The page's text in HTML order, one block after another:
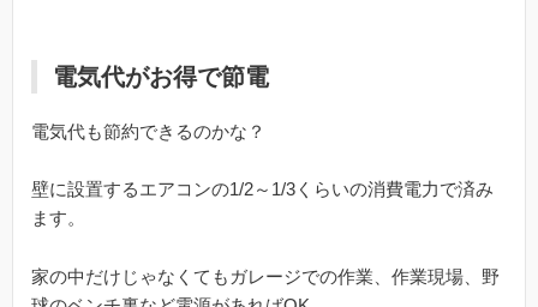
電気代がお得で節電
電気代も節約できるのかな？
壁に設置するエアコンの1/2～1/3くらいの消費電力で済み
ます。
家の中だけじゃなくてもガレージでの作業、作業現場、野